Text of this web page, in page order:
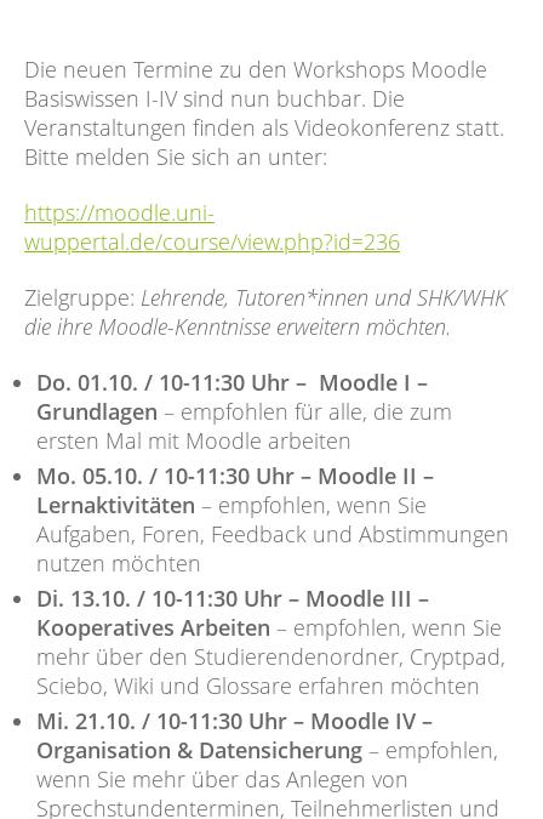
Die neuen Termine zu den Workshops Moodle
Basiswissen I-IV sind nun buchbar. Die
Veranstaltungen finden als Videokonferenz statt.
Bitte melden Sie sich an unter:
https://moodle.uni-
wuppertal.de/course/view.php?id=236
Zielgruppe: Lehrende, Tutoren*innen und SHK/WHK
die ihre Moodle-Kenntnisse erweitern möchten.
Do. 01.10. / 10-11:30 Uhr – Moodle I –
Grundlagen – empfohlen für alle, die zum
ersten Mal mit Moodle arbeiten
Mo. 05.10. / 10-11:30 Uhr – Moodle II –
Lernaktivitäten – empfohlen, wenn Sie
Aufgaben, Foren, Feedback und Abstimmungen
nutzen möchten
Di. 13.10. / 10-11:30 Uhr – Moodle III –
Kooperatives Arbeiten – empfohlen, wenn Sie
mehr über den Studierendenordner, Cryptpad,
Sciebo, Wiki und Glossare erfahren möchten
Mi. 21.10. / 10-11:30 Uhr – Moodle IV –
Organisation & Datensicherung – empfohlen,
wenn Sie mehr über das Anlegen von
Sprechstundenterminen, Teilnehmerlisten und